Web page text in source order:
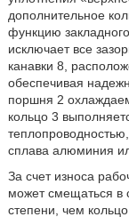
дополнительное
функцию
исключает все
канавки 8,
обеспечивая
поршня 2
кольцо 3
сплава алюминия
За счет износа
может смещаться в
степени, чем